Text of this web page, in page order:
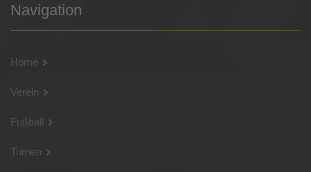
Navigation
Home
Verein
Fußball
Turnen